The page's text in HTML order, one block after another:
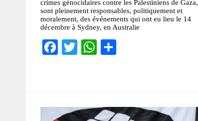
crimes génocidaires contre les Palestiniens de Gaza,
sont pleinement responsables, politiquement et
moralement, des événements qui ont eu lieu le 14
décembre à Sydney, en Australie
Facebook
TwitterWhatsApp